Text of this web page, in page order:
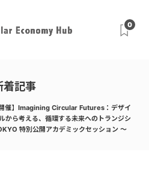
0
着記事
開催】Imagining Circular Futures：デザイ
から考える、循環する未来へのトランジシ
特別公開アカデミックセッション ～